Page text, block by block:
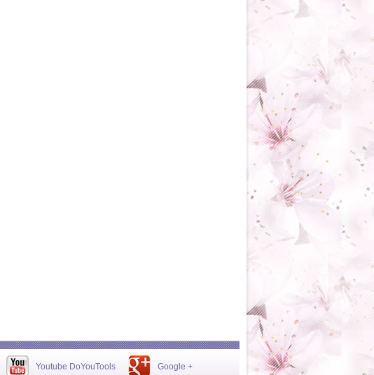
Youtube DoYouTools Google +